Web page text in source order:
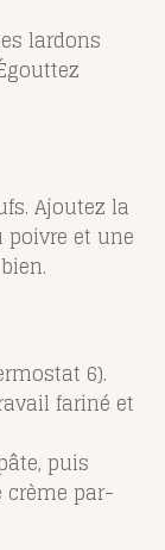
lardons
Ajoutez la
poivre et une
6).
fariné et
puis
par-